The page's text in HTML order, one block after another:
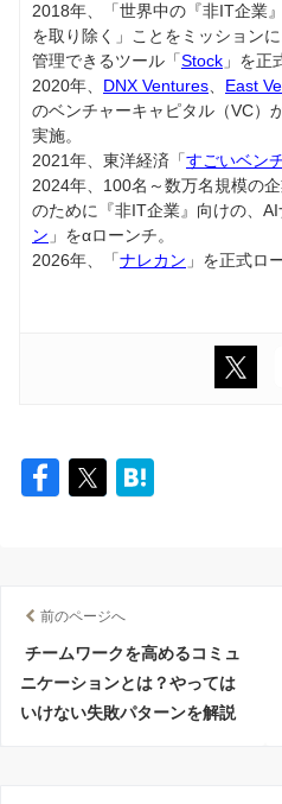
2018年、「世界中の『非IT企業
を取り除く」ことをミッション
管理できるツール「Stock 」を正
2020年、 DNX Ventures、 East
のベンチャーキャピタル（VC）
実施。
2021年、東洋経済「すごいベン
2024年、100名～数万名規模の
のために『非IT企業』向けの、
ン 」をαローンチ。
2026年、「ナレカン 」を正式ロ
前のページへ
チームワークを高めるコミュ
ニケーションとは？やっては
いけない失敗パターンを解説